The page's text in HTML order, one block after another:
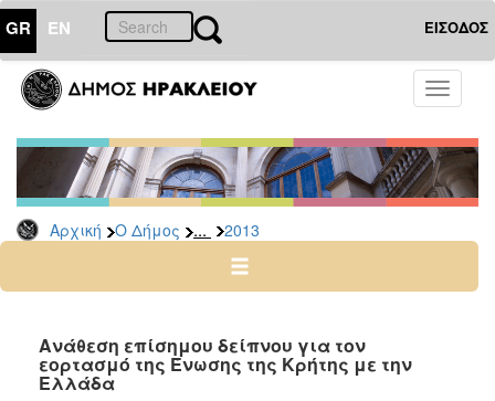
GR EN ΕΙΣΟΔΟΣ
Toggle
Αρχική Ο Δήμος ... 2013
ΔΗΜΟΣ
Διακηρύξεις
Δημοπρασίες
Αρχείο
2025
2023
2022
Aνάθεση επίσημου δείπνου για τον
εορτασμό της Ένωσης της Κρήτης με την
Ελλάδα